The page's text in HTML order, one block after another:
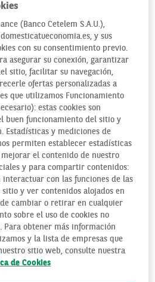
Hay preguntas cuyas
respuestas son incómodas.
Algunas, incluso, son
auténticas proscritas del
sistema socio-económico;
aquellas que nadie quiere
que se desvelen. Y por eso,
tal vez, sea inaudito el
último premio Espasa, que
este año 2015 ha sido
concedido por unanimidad
a un texto “incómodo” del
economista Fernando Trías
y según propias palabras
lo que las marcas, los
gobiernos… no quieren que sepas.
(Banco Cetelem S.A.U.),
y sus
con su consentimiento previo.
asegurar su conexión, garantizar
sitio, facilitar su navegación,
ofertas personalizadas a
que utilizamos Funcionamiento
estas cookies son
buen funcionamiento del sitio y
Estadísticas y mediciones de
permiten establecer estadísticas
el contenido de nuestro
y para compartir contenidos:
con las funciones de las
sitio y ver contenidos alojados en
cambiar o retirar en cualquier
sobre el uso de cookies no
Para obtener más información
y la lista de empresas que
sitio web, consulte nuestra
de Cookies